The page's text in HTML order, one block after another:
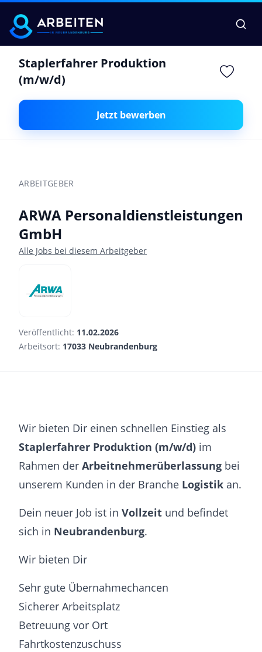
Staplerfahrer Produktion
(m/w/d)
Jetzt bewerben
ARBEITGEBER
ARWA Personaldienstleistungen
GmbH
Alle Jobs bei diesem Arbeitgeber
Veröffentlicht: 11.02.2026
Arbeitsort: 17033 Neubrandenburg
Wir bieten Dir einen schnellen Einstieg als
Staplerfahrer Produktion (m/w/d) im
Rahmen der Arbeitnehmerüberlassung bei
unserem Kunden in der Branche Logistik an.
Dein neuer Job ist in Vollzeit und befindet
sich in Neubrandenburg.
Wir bieten Dir
Sehr gute Übernahmechancen
Sicherer Arbeitsplatz
Betreuung vor Ort
Fahrtkostenzuschuss